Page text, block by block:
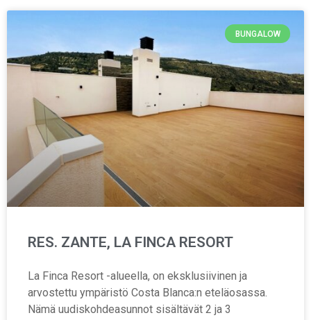
BUNGALOW
RES. ZANTE, LA FINCA RESORT
La Finca Resort -alueella, on eksklusiivinen ja
arvostettu ympäristö Costa Blanca:n eteläosassa.
Nämä uudiskohdeasunnot sisältävät 2 ja 3